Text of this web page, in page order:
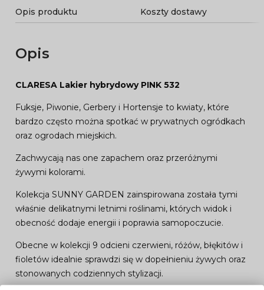
Opis produktu Koszty dostawy
Opis
CLARESA Lakier hybrydowy PINK 532
Fuksje, Piwonie, Gerbery i Hortensje to kwiaty, które
bardzo często można spotkać w prywatnych ogródkach
oraz ogrodach miejskich.
Zachwycają nas one zapachem oraz przeróżnymi
żywymi kolorami.
Kolekcja SUNNY GARDEN zainspirowana została tymi
właśnie delikatnymi letnimi roślinami, których widok i
obecność dodaje energii i poprawia samopoczucie.
Obecne w kolekcji 9 odcieni czerwieni, różów, błękitów i
fioletów idealnie sprawdzi się w dopełnieniu żywych oraz
stonowanych codziennych stylizacji.